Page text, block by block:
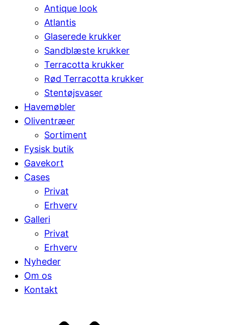
Antique look
Atlantis
Glaserede krukker
Sandblæste krukker
Terracotta krukker
Rød Terracotta krukker
Stentøjsvaser
Havemøbler
Oliventræer
Sortiment
Fysisk butik
Gavekort
Cases
Privat
Erhverv
Galleri
Privat
Erhverv
Nyheder
Om os
Kontakt